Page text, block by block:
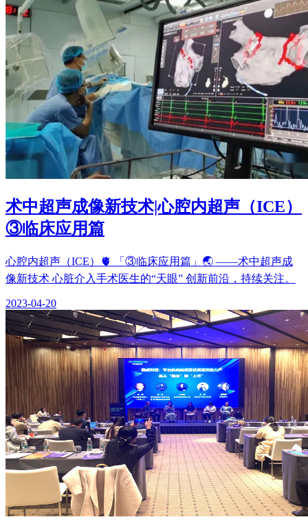
术中超声成像新技术|心腔内超声（ICE）
③临床应用篇
心腔内超声（ICE）🫀 「③临床应用篇」🌏 ——术中超声成
像新技术 心脏介入手术医生的“天眼” 创新前沿，持续关注。
2023-04-20